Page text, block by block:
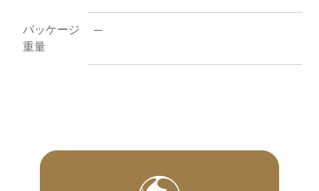
パッケージ
重量
─